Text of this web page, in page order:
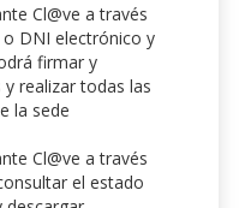
Cl@ve a través
DNI electrónico y
firmar y
realizar todas las
la sede
Cl@ve a través
el estado